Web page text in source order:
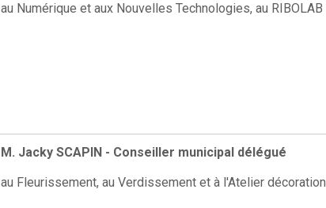
au Numérique et aux Nouvelles Technologies, au RIBOLAB
M. Jacky SCAPIN - Conseiller municipal délégué
au Fleurissement, au Verdissement et à l'Atelier décoration